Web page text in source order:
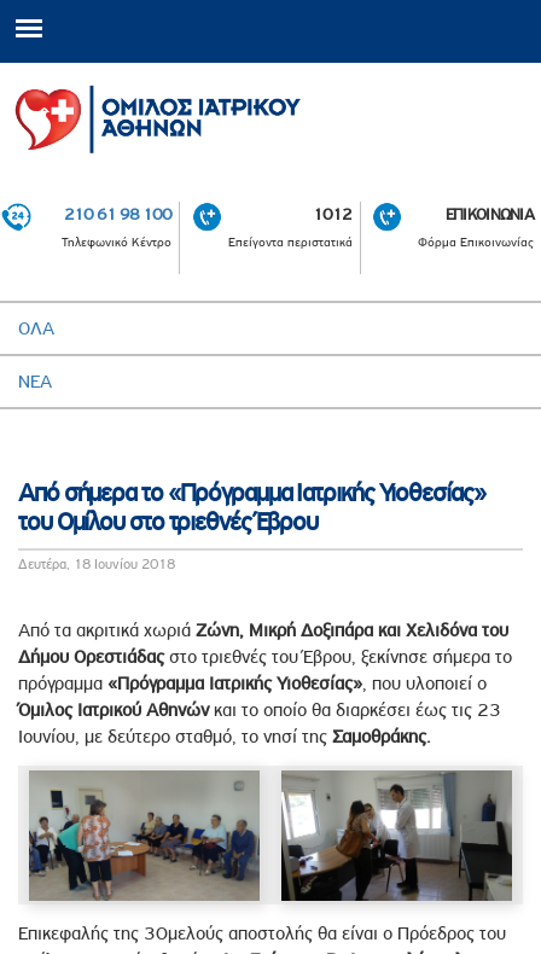
210 61 98 100
Τηλεφωνικό Κέντρο
1012
Επείγοντα περιστατικά
ΕΠΙΚΟΙΝΩΝΙΑ
Φόρμα Επικοινωνίας
ΟΛΑ
ΝΕΑ
Από σήμερα το «Πρόγραμμα Ιατρικής Υιοθεσίας»
του Ομίλου στο τριεθνές Έβρου
Δευτέρα, 18 Ιουνίου 2018
Από τα ακριτικά χωριά Ζώνη, Μικρή Δοξιπάρα και Χελιδόνα του
Δήμου Ορεστιάδαςστο τριεθνές του Έβρου, ξεκίνησε σήμερα το
πρόγραμμα «Πρόγραμμα Ιατρικής Υιοθεσίας», που υλοποιεί ο
Όμιλος Ιατρικού Αθηνών και το οποίο θα διαρκέσει έως τις 23
Ιουνίου, με δεύτερο σταθμό, το νησί της Σαμοθράκης.
Επικεφαλής της 30μελούς αποστολής θα είναι ο Πρόεδρος του